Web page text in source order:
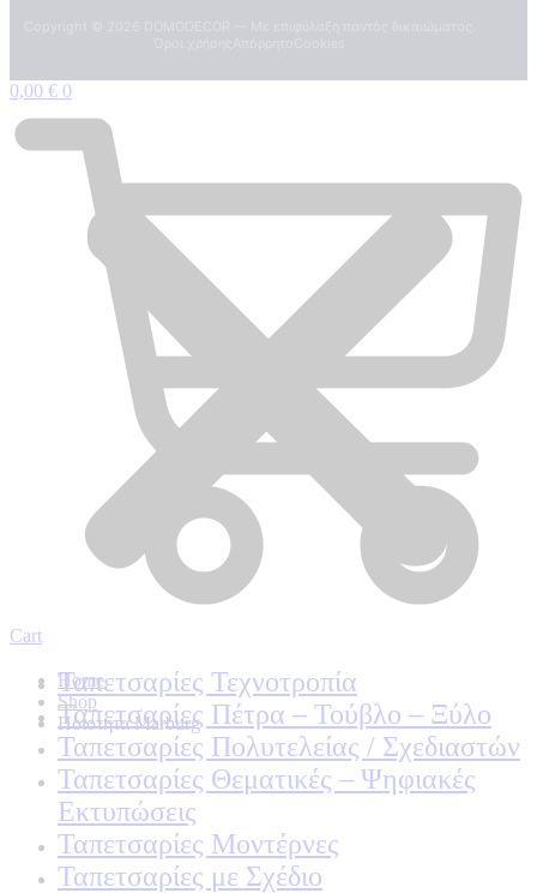
Home
Shop
Ποιοτητα Marburg
0,00 € 0
Cart
Ταπετσαρίες Τεχνοτροπία
Ταπετσαρίες Πέτρα – Τούβλο – Ξύλο
Ταπετσαρίες Πολυτελείας / Σχεδιαστών
Ταπετσαρίες Θεματικές – Ψηφιακές
Εκτυπώσεις
Ταπετσαρίες Μοντέρνες
Ταπετσαρίες με Σχέδιο